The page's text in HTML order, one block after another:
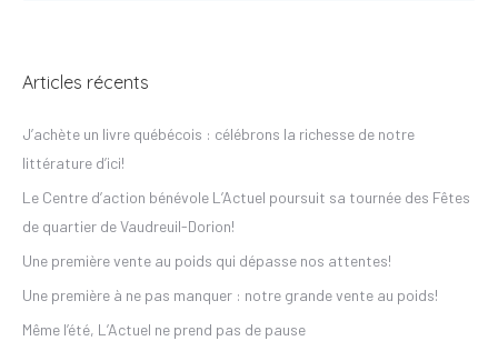
Articles récents
J’achète un livre québécois : célébrons la richesse de notre
littérature d’ici!
Le Centre d’action bénévole L’Actuel poursuit sa tournée des Fêtes
de quartier de Vaudreuil-Dorion!
Une première vente au poids qui dépasse nos attentes!
Une première à ne pas manquer : notre grande vente au poids!
Même l’été, L’Actuel ne prend pas de pause